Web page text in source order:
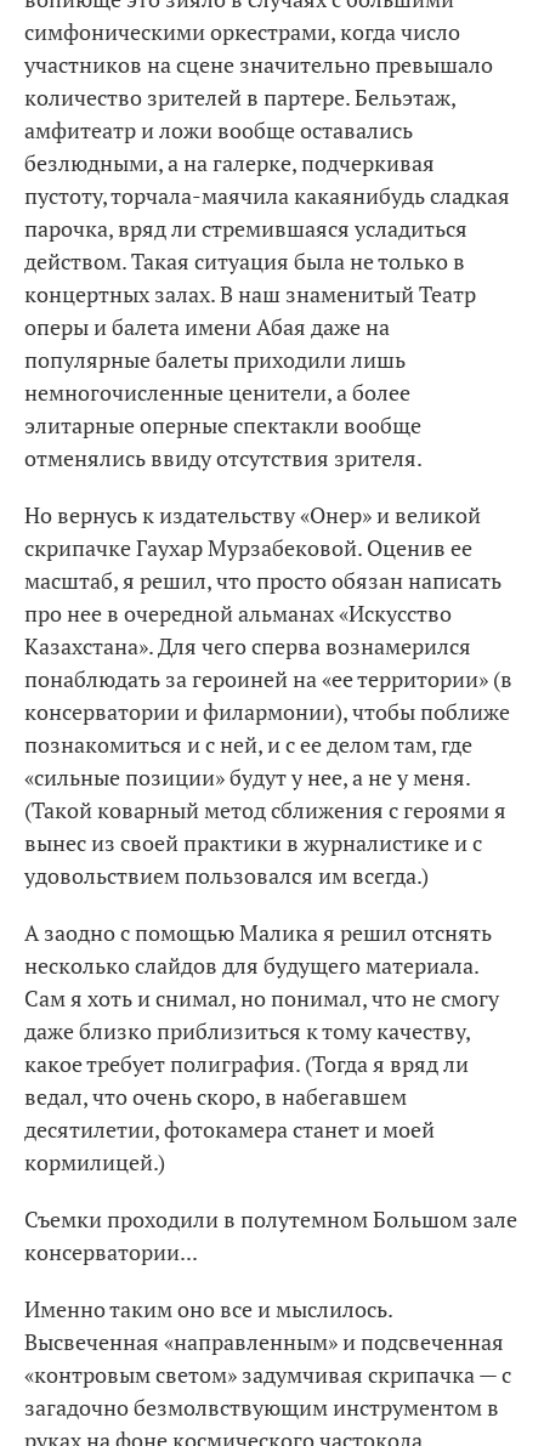
симфоническими оркестрами, когда число
участников на сцене значительно превышало
количество зрителей в партере. Бельэтаж,
амфитеатр и ложи вообще оставались
безлюдными, а на галерке, подчеркивая
пустоту, торчала-маячила какаянибудь сладкая
парочка, вряд ли стремившаяся усладиться
действом. Такая ситуация была не только в
концертных залах. В наш знаменитый Театр
оперы и балета имени Абая даже на
популярные балеты приходили лишь
немногочисленные ценители, а более
элитарные оперные спектакли вообще
отменялись ввиду отсутствия зрителя.
Но вернусь к издательству «Онер» и великой
скрипачке Гаухар Мурзабековой. Оценив ее
масштаб, я решил, что просто обязан написать
про нее в очередной альманах «Искусство
Казахстана». Для чего сперва вознамерился
понаблюдать за героиней на «ее территории» (в
консерватории и филармонии), чтобы поближе
познакомиться и с ней, и с ее делом там, где
«сильные позиции» будут у нее, а не у меня.
(Такой коварный метод сближения с героями я
вынес из своей практики в журналистике и с
удовольствием пользовался им всегда.)
А заодно с помощью Малика я решил отснять
несколько слайдов для будущего материала.
Сам я хоть и снимал, но понимал, что не смогу
даже близко приблизиться к тому качеству,
какое требует полиграфия. (Тогда я вряд ли
ведал, что очень скоро, в набегавшем
десятилетии, фотокамера станет и моей
кормилицей.)
Съемки проходили в полутемном Большом зале
консерватории...
Именно таким оно все и мыслилось.
Высвеченная «направленным» и подсвеченная
«контровым светом» задумчивая скрипачка — с
загадочно безмолвствующим инструментом в
руках на фоне космического частокола